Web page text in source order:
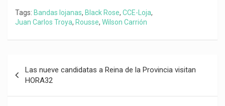
Tags: Bandas lojanas, Black Rose, CCE-Loja,
Juan Carlos Troya, Rousse, Wilson Carrión
de
entradas
Las nueve candidatas a Reina de la Provincia visitan
HORA32